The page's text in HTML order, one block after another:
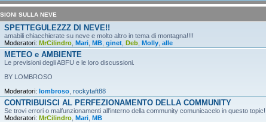
SULLA NEVE
SPETTEGULEZZZ DI NEVE!!
amabili chiacchierate su neve e molto altro in tema di montagna!!!!
Moderatori: MrCilindro Mari MB ginet Deb Molly alle
METEO e AMBIENTE
Le previsioni degli ABFU e le loro discussioni.
BY LOMBROSO
Moderatori: lombroso rockytaft88
CONTRIBUISCI AL PERFEZIONAMENTO DELLA COMMUNITY
Se trovi errori o malfunzionamenti all'interno della community comunicacelo in questo topic!
Moderatori: MrCilindro Mari MB